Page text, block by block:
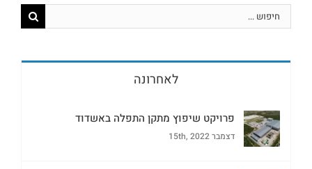
לאחרונה
פרויקט שיפוץ מתקן התפלה באשדוד
דצמבר 15th, 2022